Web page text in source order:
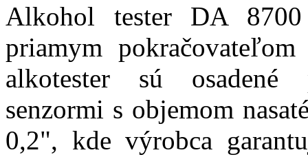
Alkohol tester DA
priamym
alkotester sú osadené
senzormi s objemom
0,2", kde výrobca